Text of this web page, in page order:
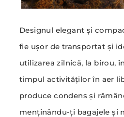
Designul elegant și
fie ușor de transportat și
utilizarea zilnică, la birou,
timpul activităților în aer
produce condens și
menținându-ți bagajele și